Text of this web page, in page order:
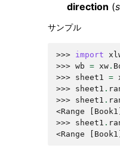
direction (
サンプル
>>> import
>>> wb = xw .
>>> sheet1 =
>>> sheet1 .
>>> sheet1 .
<Range
>>> sheet1 .
<Range